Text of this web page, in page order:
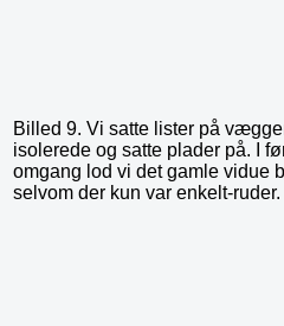
Billed 9. Vi satte lister på
isolerede og satte plader på. I
omgang lod vi det gamle vidue
selvom der kun var enkelt-ruder.